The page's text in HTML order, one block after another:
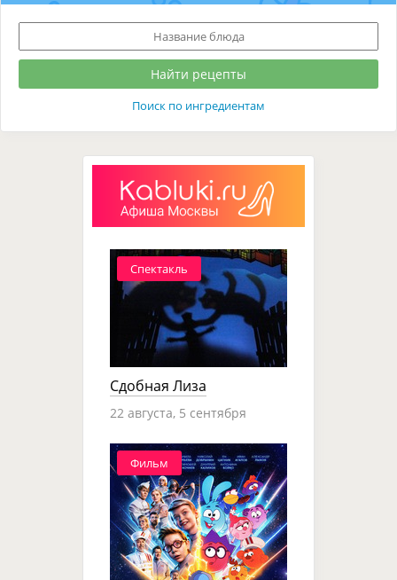
Поиск по ингредиентам
Спектакль
Сдобная Лиза
22 августа, 5 сентября
Фильм